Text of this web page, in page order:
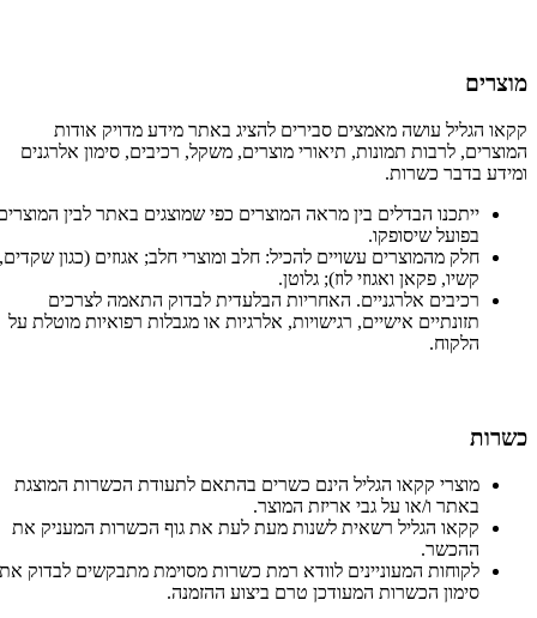
מוצרים
קקאו הגליל עושה מאמצים סבירים להציג באתר מידע מדויק אודות
המוצרים, לרבות תמונות, תיאורי מוצרים, משקל, רכיבים, סימון אלרגנים
ומידע בדבר כשרות.
ייתכנו הבדלים בין מראה המוצרים כפי שמוצגים באתר לבין המוצרים
בפועל שיסופקו.
חלק מהמוצרים עשויים להכיל: חלב ומוצרי חלב; אגוזים (כגון שקדים,
קשיו, פקאן ואגוזי לוז); גלוטן.
רכיבים אלרגניים. האחריות הבלעדית לבדוק התאמה לצרכים
תזונתיים אישיים, רגישויות, אלרגיות או מגבלות רפואיות מוטלת על
הלקוח.
כשרות
מוצרי קקאו הגליל הינם כשרים בהתאם לתעודת הכשרות המוצגת
באתר ו/או על גבי אריזת המוצר.
קקאו הגליל רשאית לשנות מעת לעת את גוף הכשרות המעניק את
ההכשר.
לקוחות המעוניינים לוודא רמת כשרות מסוימת מתבקשים לבדוק את
סימון הכשרות המעודכן טרם ביצוע ההזמנה.